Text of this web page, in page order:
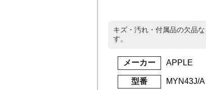
キズ・汚れ・付属品の欠品
す。
メーカー APPLE
型番 MYN43J/